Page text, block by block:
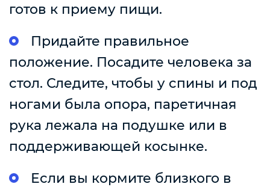
готов к приему пищи.
Придайте правильное
положение. Посадите человека за
стол. Следите, чтобы у спины и под
ногами была опора, паретичная
рука лежала на подушке или в
поддерживающей косынке.
Если вы кормите близкого в